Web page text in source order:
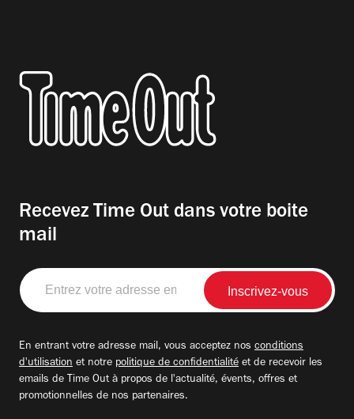
Recevez Time Out dans votre boite
mail
Entrez
votre
adresse
En entrant votre adresse mail, vous acceptez nos conditions
d'utilisation et notre politique de confidentialité et de recevoir les
emails de Time Out à propos de l'actualité, évents, offres et
promotionnelles de nos partenaires.